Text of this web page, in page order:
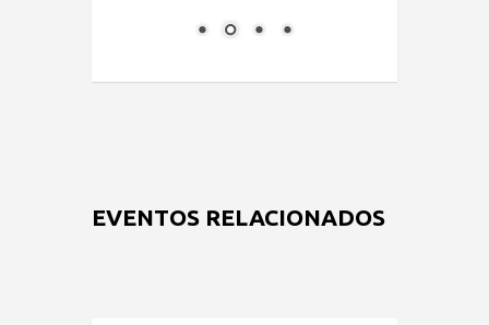
EVENTOS RELACIONADOS